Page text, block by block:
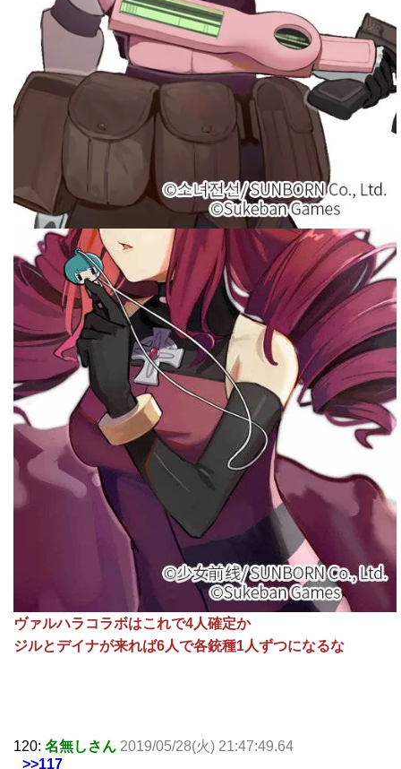
ヴァルハラコラボはこれで4人確定か
ジルとデイナが来れば6人で各銃種1人ずつになるな
120: 名無しさん 2019/05/28(火) 21:47:49.64
>>117